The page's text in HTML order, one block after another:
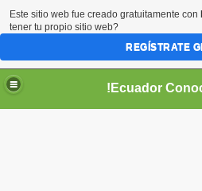
Este sitio web fue creado gratuitamente con
tener tu propio sitio web?
REGÍSTRATE